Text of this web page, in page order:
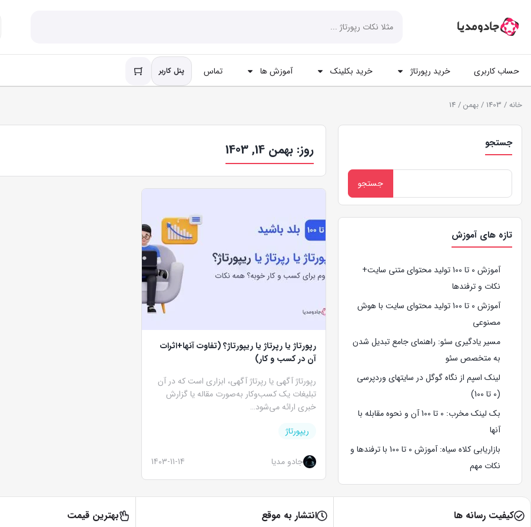
حساب کاربری خرید رپورتاژ خرید بکلینک آموزش ها تماس پنل کاربر
خانه/
1403
/بهمن/ 14
جستجو
تازه های آموزش
آموزش 0 تا 100 تولید محتوای متنی سایت+
نکات و ترفندها
آموزش 0 تا 100 تولید محتوای سایت با هوش
مصنوعی
مسیر یادگیری سئو: راهنمای جامع تبدیل شدن
به متخصص سئو
لینک اسپم از نگاه گوگل در سایتهای وردپرسی
(0 تا 100)
بک لینک مخرب: 0 تا 100 آن و نحوه مقابله با
آنها
بازاریابی کلاه سیاه: آموزش 0 تا 100 با ترفندها و
نکات مهم
روز:بهمن 14, 1403
رپورتاژ یا رپرتاژ یا ریپورتاژ؟ (تفاوت آنها+اثرات
آن در کسب و کار)
رپورتاژ آگهی یا رپرتاژ آگهی، ابزاری است که در آن
تبلیغات یک کسب‌وکار به‌صورت مقاله یا گزارش
خبری ارائه می‌شود…
ریپورتاژ
جادو مدیا 1403-11-14
کیفیت رسانه ها انتشار به موقع بهترین قیمت